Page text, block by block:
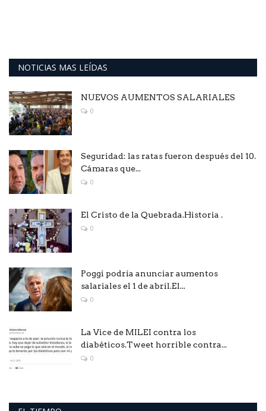
NOTICIAS MAS LEÍDAS
NUEVOS AUMENTOS SALARIALES
0
Seguridad: las ratas fueron después del 10.
Cámaras que...
0
El Cristo de la Quebrada.Historia .
0
Poggi podría anunciar aumentos
salariales el 1 de abril.El...
0
La Vice de MILEI contra los
diabéticos.Tweet horrible contra...
0